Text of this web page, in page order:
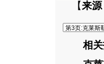
【来源
相